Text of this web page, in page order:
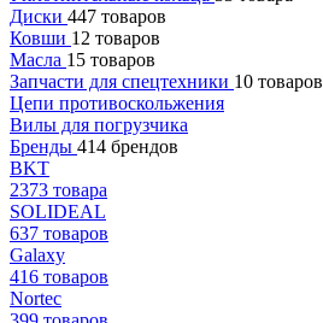
Диски 447 товаров
Ковши 12 товаров
Масла 15 товаров
Запчасти для спецтехники 10 товаров
Цепи противоскольжения
Вилы для погрузчика
Бренды 414 брендов
BKT
2373 товара
SOLIDEAL
637 товаров
Galaxy
416 товаров
Nortec